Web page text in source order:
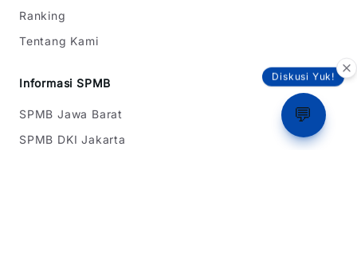
Diskusi Yuk!
💬
Ranking
Tentang Kami
Informasi SPMB
SPMB Jawa Barat
SPMB DKI Jakarta